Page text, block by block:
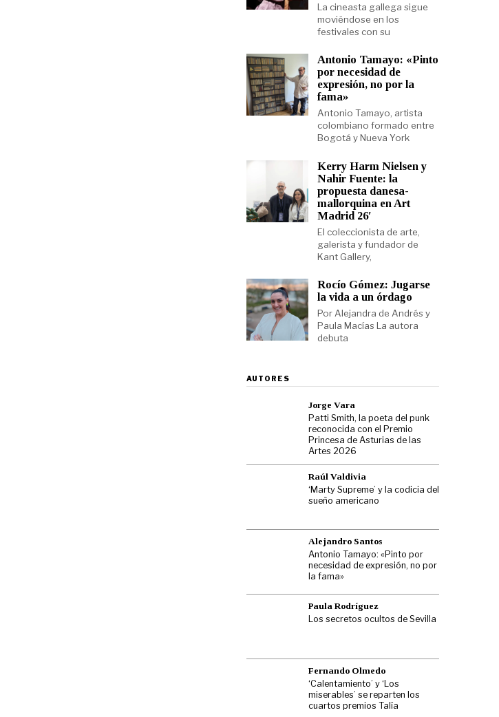
La cineasta gallega sigue
moviéndose en los
festivales con su
Antonio Tamayo: «Pinto
por necesidad de
expresión, no por la
fama»
Antonio Tamayo, artista
colombiano formado entre
Bogotá y Nueva York
Kerry Harm Nielsen y
Nahir Fuente: la
propuesta danesa-
mallorquina en Art
Madrid 26′
El coleccionista de arte,
galerista y fundador de
Kant Gallery,
Rocío Gómez: Jugarse
la vida a un órdago
Por Alejandra de Andrés y
Paula Macías La autora
debuta
AUTORES
Jorge Vara
Patti Smith, la poeta del punk
reconocida con el Premio
Princesa de Asturias de las
Artes 2026
Raúl Valdivia
‘Marty Supreme’ y la codicia del
sueño americano
Alejandro Santos
Antonio Tamayo: «Pinto por
necesidad de expresión, no por
la fama»
Paula Rodríguez
Los secretos ocultos de Sevilla
Fernando Olmedo
‘Calentamiento’ y ‘Los
miserables’ se reparten los
cuartos premios Talía